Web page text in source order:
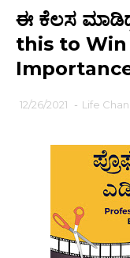
ಈ ಕೆಲಸ ಮಾಡಿದ್ರೆ
this to
12/26/2021 - Life